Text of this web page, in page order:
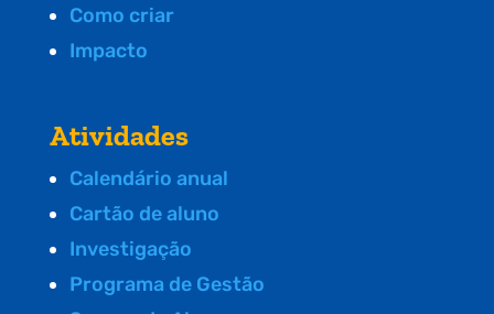
Como criar
Impacto
Atividades
Calendário anual
Cartão de aluno
Investigação
Programa de Gestão